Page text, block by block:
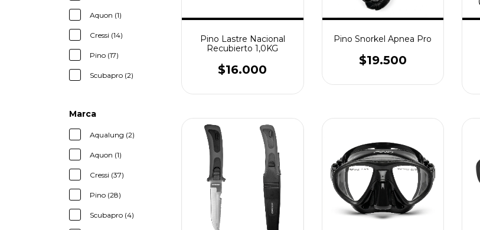
Aquon (1)
Cressi (14)
Pino (17)
Scubapro (2)
Marca
Aqualung (2)
Aquon (1)
Cressi (37)
Pino (28)
Scubapro (4)
Pino Lastre Nacional
Recubierto 1,0KG
$16.000
Pino Snorkel Apnea Pro
$19.500